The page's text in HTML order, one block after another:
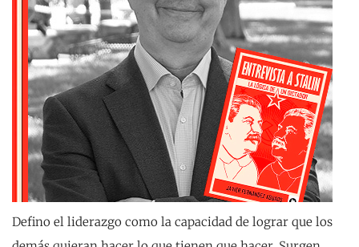
Defino el liderazgo como la capacidad de lograr que los